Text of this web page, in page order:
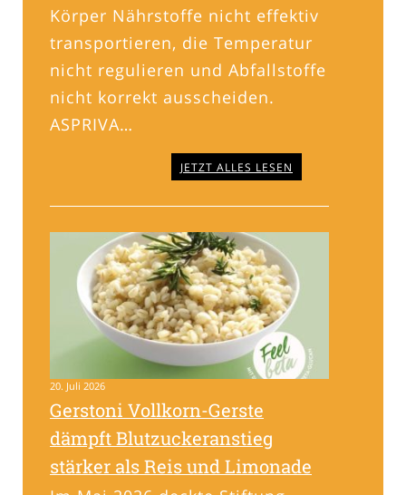
Körper Nährstoffe nicht effektiv
transportieren, die Temperatur
nicht regulieren und Abfallstoffe
nicht korrekt ausscheiden.
ASPRIVA…
JETZT ALLES LESEN
20. Juli 2026
Gerstoni Vollkorn-Gerste
dämpft Blutzuckeranstieg
stärker als Reis und Limonade